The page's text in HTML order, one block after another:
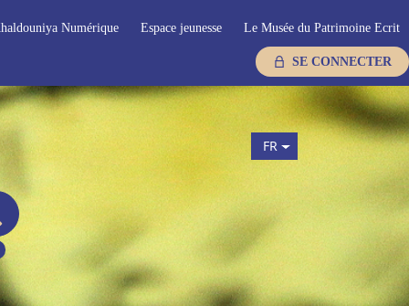
Numérique Espace jeunesse Le Musée du Patrimoine Ecrit
SE CONNECTER
FR